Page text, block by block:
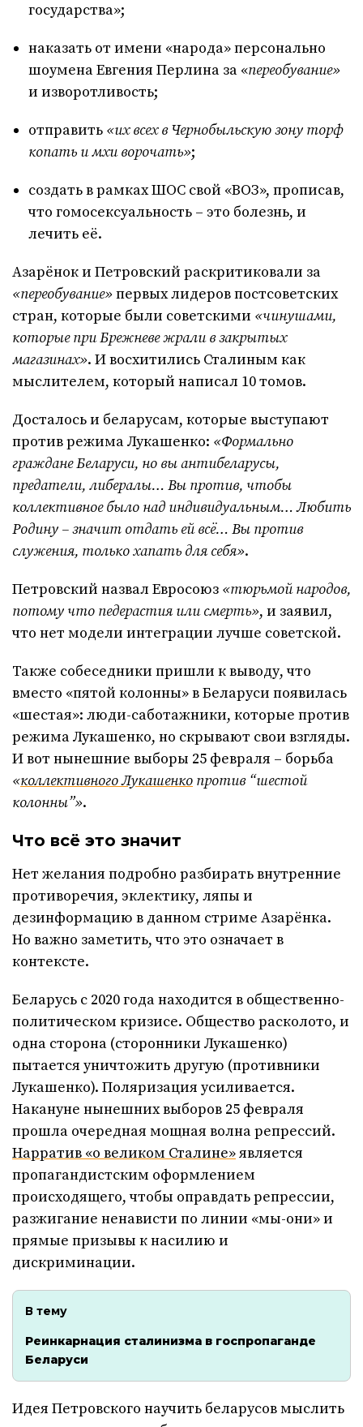
государства»;
наказать от имени «народа» персонально
шоумена Евгения Перлина за «переобувание»
и изворотливость;
отправить «их всех в Чернобыльскую зону торф
копать и мхи ворочать»;
создать в рамках ШОС свой «ВОЗ», прописав,
что гомосексуальность – это болезнь, и
лечить её.
Азарёнок и Петровский раскритиковали за
«переобувание»первых лидеров постсоветских
стран, которые были советскими «чинушами,
которые при Брежневе жрали в закрытых
магазинах». И восхитились Сталиным как
мыслителем, который написал 10 томов.
Досталось и беларусам, которые выступают
против режима Лукашенко: «Формально
граждане Беларуси, но вы антибеларусы,
предатели, либералы… Вы против, чтобы
коллективное было над индивидуальным… Любить
Родину – значит отдать ей всё… Вы против
служения, только хапать для себя».
Петровский назвал Евросоюз «тюрьмой народов,
потому что педерастия или смерть», и заявил,
что нет модели интеграции лучше советской.
Также собеседники пришли к выводу, что
вместо «пятой колонны» в Беларуси появилась
«шестая»: люди-саботажники, которые против
режима Лукашенко, но скрывают свои взгляды.
И вот нынешние выборы 25 февраля – борьба
«коллективного Лукашенко против “шестой
колонны”».
Что всё это значит
Нет желания подробно разбирать внутренние
противоречия, эклектику, ляпы и
дезинформацию в данном стриме Азарёнка.
Но важно заметить, что это означает в
контексте.
Беларусь с 2020 года находится в общественно-
политическом кризисе. Общество расколото, и
одна сторона (сторонники Лукашенко)
пытается уничтожить другую (противники
Лукашенко). Поляризация усиливается.
Накануне нынешних выборов 25 февраля
прошла очередная мощная волна репрессий.
Нарратив «о великом Сталине»является
пропагандистским оформлением
происходящего, чтобы оправдать репрессии,
разжигание ненависти по линии «мы-они» и
прямые призывы к насилию и
дискриминации.
В тему
Реинкарнация сталинизма в госпропаганде
Беларуси
Идея Петровского научить беларусов мыслить